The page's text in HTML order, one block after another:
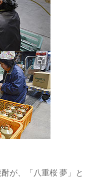
が、「八重桜 夢」と